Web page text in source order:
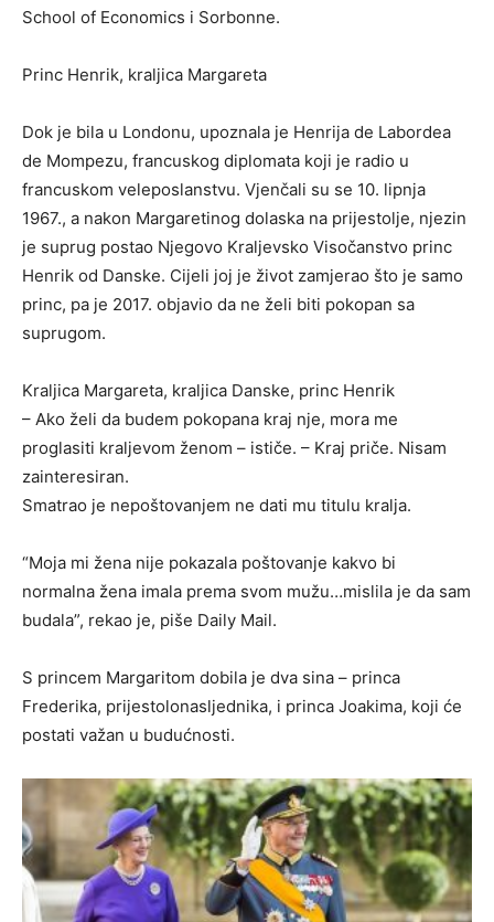
School of Economics i Sorbonne.
Princ Henrik, kraljica Margareta
Dok je bila u Londonu, upoznala je Henrija de Labordea
de Mompezu, francuskog diplomata koji je radio u
francuskom veleposlanstvu. Vjenčali su se 10. lipnja
1967., a nakon Margaretinog dolaska na prijestolje, njezin
je suprug postao Njegovo Kraljevsko Visočanstvo princ
Henrik od Danske. Cijeli joj je život zamjerao što je samo
princ, pa je 2017. objavio da ne želi biti pokopan sa
suprugom.
Kraljica Margareta, kraljica Danske, princ Henrik
– Ako želi da budem pokopana kraj nje, mora me
proglasiti kraljevom ženom – ističe. – Kraj priče. Nisam
zainteresiran.
Smatrao je nepoštovanjem ne dati mu titulu kralja.
“Moja mi žena nije pokazala poštovanje kakvo bi
normalna žena imala prema svom mužu…mislila je da sam
budala”, rekao je, piše Daily Mail.
S princem Margaritom dobila je dva sina – princa
Frederika, prijestolonasljednika, i princa Joakima, koji će
postati važan u budućnosti.